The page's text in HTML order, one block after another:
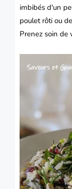
imbibés d'un
poulet rôti ou
Prenez soin de